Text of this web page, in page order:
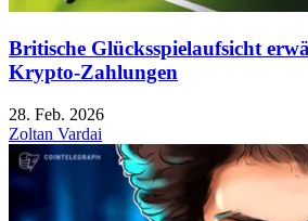
Britische Glücksspielaufsicht
Krypto-Zahlungen
28. Feb. 2026
Zoltan Vardai